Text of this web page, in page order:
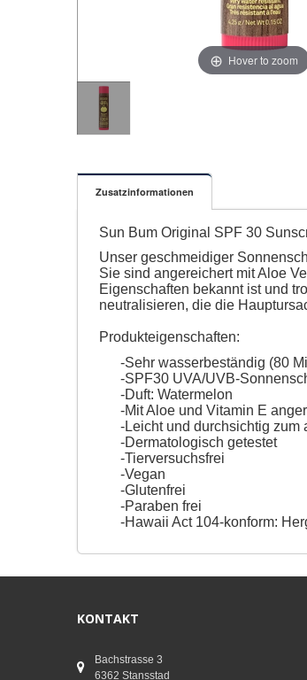
Hover to zoom
Zusatzinformationen
Sun Bum Original SPF 30
Unser geschmeidiger
Sie sind angereichert mit Aloe
Eigenschaften bekannt ist und
neutralisieren, die die
Produkteigenschaften:
-Sehr wasserbeständig (80
-SPF30 UVA/UVB-
-Duft: Watermelon
-Mit Aloe und Vitamin E
-Leicht und durchsichtig zum
-Dermatologisch getestet
-Tierversuchsfrei
-Vegan
-Glutenfrei
-Paraben frei
-Hawaii Act 104-konform:
KONTAKT
Bachstrasse 3
6362 Stansstad